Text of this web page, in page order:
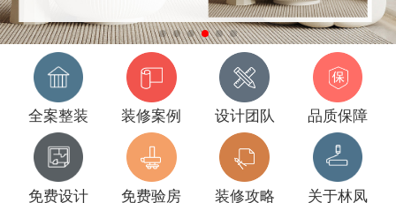
全案整装 装修案例 设计团队 品质保障
免费设计 免费验房 装修攻略 关于林凤